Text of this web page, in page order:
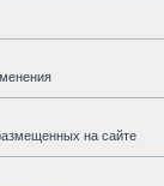
на сайте